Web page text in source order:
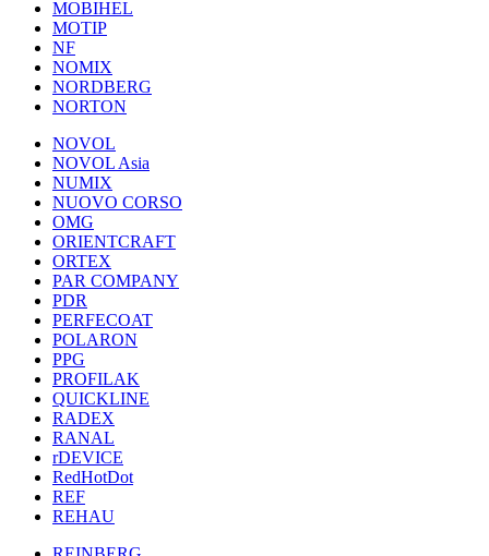
MOBIHEL
MOTIP
NF
NOMIX
NORDBERG
NORTON
NOVOL
NOVOL Asia
NUMIX
NUOVO CORSO
OMG
ORIENTCRAFT
ORTEX
PAR COMPANY
PDR
PERFECOAT
POLARON
PPG
PROFILAK
QUICKLINE
RADEX
RANAL
rDEVICE
RedHotDot
REF
REHAU